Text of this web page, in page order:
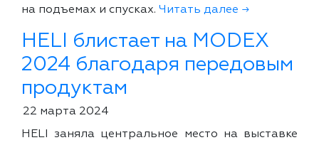
на подъемах и спусках. Читать далее →
HELI блистает на MODEX
2024 благодаря передовым
продуктам
22 марта 2024
HELI заняла центральное место на выставке